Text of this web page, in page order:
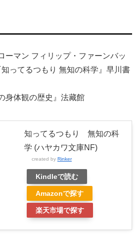
ーマン フィリップ・ファーンバッ
ってるつもり 無知の科学』早川書
身体観の歴史』法藏館
知ってるつもり 無知の科
学 (ハヤカワ文庫NF)
created by Rinker
Kindleで読む
Amazonで探す
楽天市場で探す